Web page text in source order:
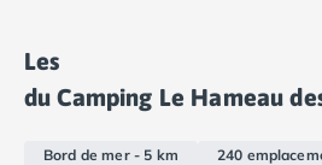
Camping Cancale
Camping Dinard
Camping Saint-Malo
Les
du Camping Le Hameau
Bord de mer - 5 km
240